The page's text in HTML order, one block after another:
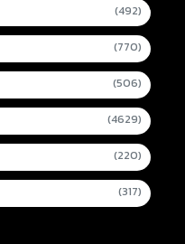
(492)
(770)
(506)
(4629)
(220)
(317)